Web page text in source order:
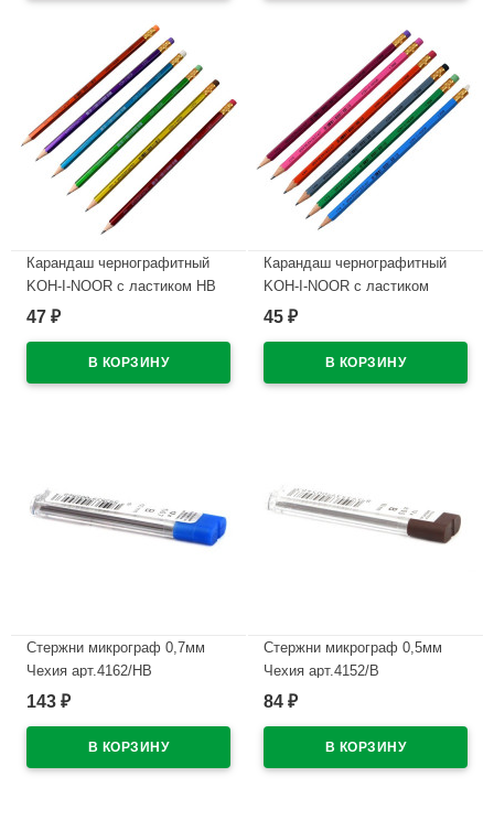
Карандаш чернографитный
KOH-I-NOOR с ластиком НВ
Восток (ORIENTAL) арт.1372/2
47 ₽
Карандаш чернографитный
KOH-I-NOOR с ластиком
Астра (ASTRA) арт.1380/2
45 ₽
Стержни микрограф 0,7мм
Чехия арт.4162/НВ
В наличии
143 ₽
Стержни микрограф 0,5мм
Чехия арт.4152/В
В наличии
84 ₽